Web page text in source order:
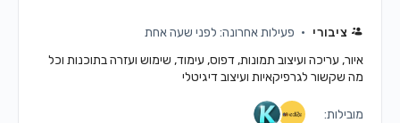
ציבורי
פעילות אחרונה: לפני שעה אחת
איור, עריכה ועיצוב תמונות, דפוס, עימוד, שימוש ועזרה בתוכנות וכל
מה שקשור לגרפיקאיות ועיצוב דיגיטלי
מובילות: